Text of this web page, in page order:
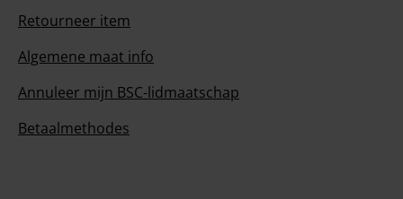
Retourneer item
Algemene maat info
Annuleer mijn BSC-lidmaatschap
Betaalmethodes